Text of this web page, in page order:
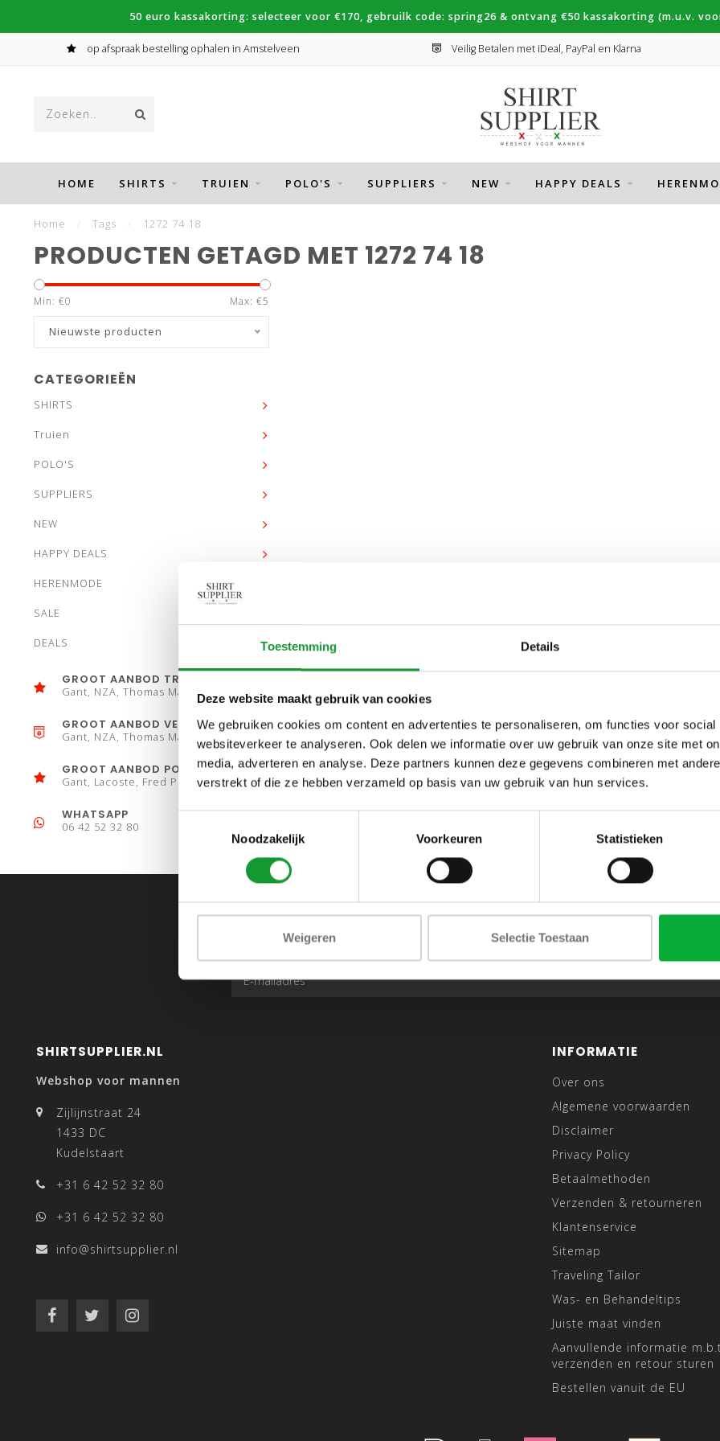
Toestemming Details
Deze website maakt gebruik van cookies
We gebruiken cookies om content en advertenties te personaliseren, om functies voor
websiteverkeer te analyseren. Ook delen we informatie over uw gebruik van onze site met
media, adverteren en analyse. Deze partners kunnen deze gegevens combineren met
verstrekt of die ze hebben verzameld op basis van uw gebruik van hun services.
Noodzakelijk
Voorkeuren Statistieken
Weigeren Selectie Toestaan
50 euro kassakorting: selecteer voor €170, gebruilk code: spring26 & ontvang €50 kassakorting (m.u.v.
op afspraak bestelling ophalen in Amstelveen Veilig Betalen met iDeal, PayPal en Klarna
HOME SHIRTS TRUIEN POLO'S SUPPLIERS NEW HAPPY DEALS
Home Tags 1272 74 18
PRODUCTEN GETAGD MET 1272 74 18
Min: €0 Max: €5
Nieuwste producten
CATEGORIEËN
SHIRTS
Truien
POLO'S
SUPPLIERS
NEW
HAPPY DEALS
HERENMODE
SALE
DEALS
GROOT AANBOD TRUIEN
Gant, NZA, Thomas Maine
GROOT AANBOD VESTEN
Gant, NZA, Thomas Maine
GROOT AANBOD POLO´S
Gant, Lacoste, Fred Perry
WHATSAPP
06 42 52 32 80
SHIRTSUPPLIER.NL
Webshop voor mannen
Zijlijnstraat 24
1433 DC
Kudelstaart
+31 6 42 52 32 80
+31 6 42 52 32 80
info@shirtsupplier.nl
INFORMATIE
Over ons
Algemene voorwaarden
Disclaimer
Privacy Policy
Betaalmethoden
Verzenden & retourneren
Klantenservice
Sitemap
Traveling Tailor
Was- en Behandeltips
Juiste maat vinden
Aanvullende informatie
verzenden en retour sturen
Bestellen vanuit de EU